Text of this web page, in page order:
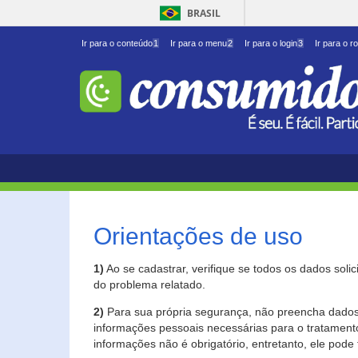
BRASIL
Ir para o conteúdo1 Ir para o menu2 Ir para o login3 Ir para o
Orientações de uso
1) Ao se cadastrar, verifique se todos os dados
do problema relatado.
2) Para sua própria segurança, não preencha
informações pessoais necessárias para o
informações não é obrigatório, entretanto, ele